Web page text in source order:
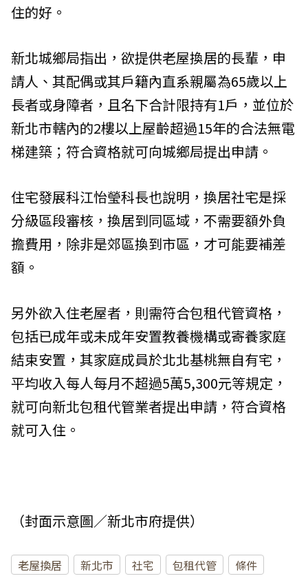
住的好。
新北城鄉局指出，欲提供老屋換居的長輩，申
請人、其配偶或其戶籍內直系親屬為65歲以上
長者或身障者，且名下合計限持有1戶，並位於
新北市轄內的2樓以上屋齡超過15年的合法無電
梯建築；符合資格就可向城鄉局提出申請。
住宅發展科江怡瑩科長也說明，換居社宅是採
分級區段審核，換居到同區域，不需要額外負
擔費用，除非是郊區換到市區，才可能要補差
額。
另外欲入住老屋者，則需符合包租代管資格，
包括已成年或未成年安置教養機構或寄養家庭
結束安置，其家庭成員於北北基桃無自有宅，
平均收入每人每月不超過5萬5,300元等規定，
就可向新北包租代管業者提出申請，符合資格
就可入住。
（封面示意圖／新北市府提供）
老屋換居 新北市 社宅 包租代管 條件